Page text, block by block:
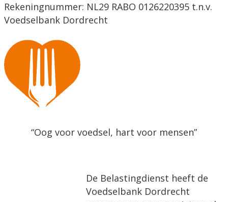
Rekeningnummer: NL29 RABO 0126220395 t.n.v.
Voedselbank Dordrecht
“Oog voor voedsel, hart voor mensen”
De Belastingdienst heeft de
Voedselbank Dordrecht